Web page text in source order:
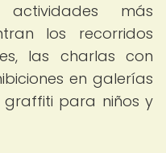
más
los recorridos
las charlas con
en galerías
para niños y